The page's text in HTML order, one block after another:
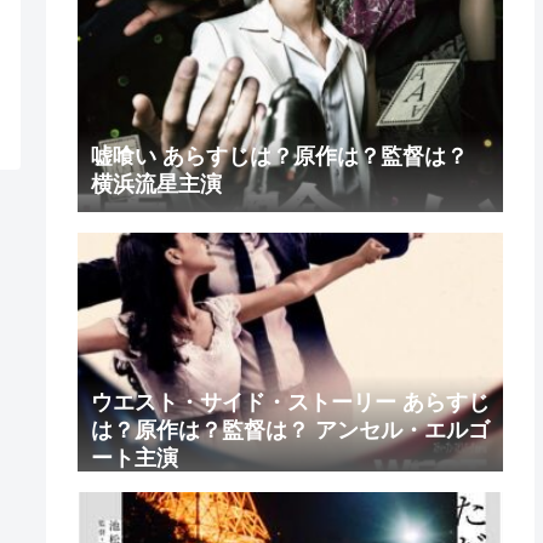
嘘喰い あらすじは？原作は？監督は？
横浜流星主演
ウエスト・サイド・ストーリー あらすじ
は？原作は？監督は？ アンセル・エルゴ
ート主演